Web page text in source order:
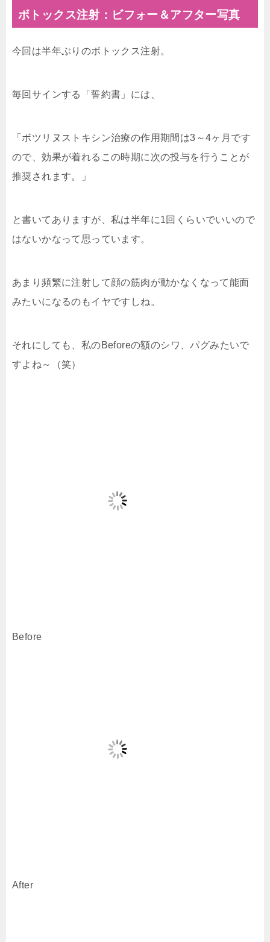
ボトックス注射：ビフォー＆アフター写真
今回は半年ぶりのボトックス注射。
毎回サインする「誓約書」には、
「ボツリヌストキシン治療の作用期間は3～4ヶ月です
ので、効果が着れるこの時期に次の投与を行うことが
推奨されます。」
と書いてありますが、私は半年に1回くらいでいいので
はないかなって思っています。
あまり頻繁に注射して顔の筋肉が動かなくなって能面
みたいになるのもイヤですしね。
それにしても、私のBeforeの額のシワ、パグみたいで
すよね～（笑）
Before
After